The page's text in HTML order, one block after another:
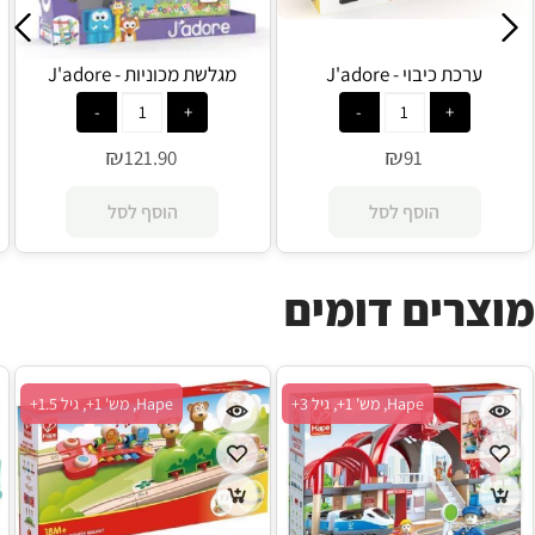
מגלשת מכוניות - J'adore
₪121.90
הוסף לסל
ערכת כיבוי - J'adore
₪91
הוסף לסל
מוצרים דומים
Hape, מש' 1+, גיל 1.5+ Hape, מש' 1+, גיל 3+